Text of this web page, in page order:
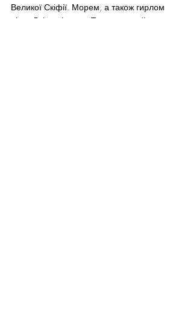
Великої Скіфії. Морем, а також гирлом
річки Дніпро і через Перекопський